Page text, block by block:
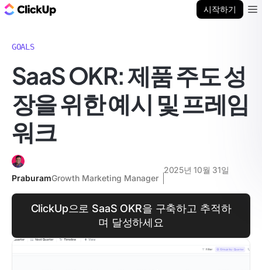
시작하기
GOALS
SaaS OKR: 제품 주도 성
장을 위한 예시 및 프레임
워크
PraburamGrowth Marketing Manager
2025년 10월 31일
ClickUp으로 SaaS OKR을 구축하고 추적하
며 달성하세요